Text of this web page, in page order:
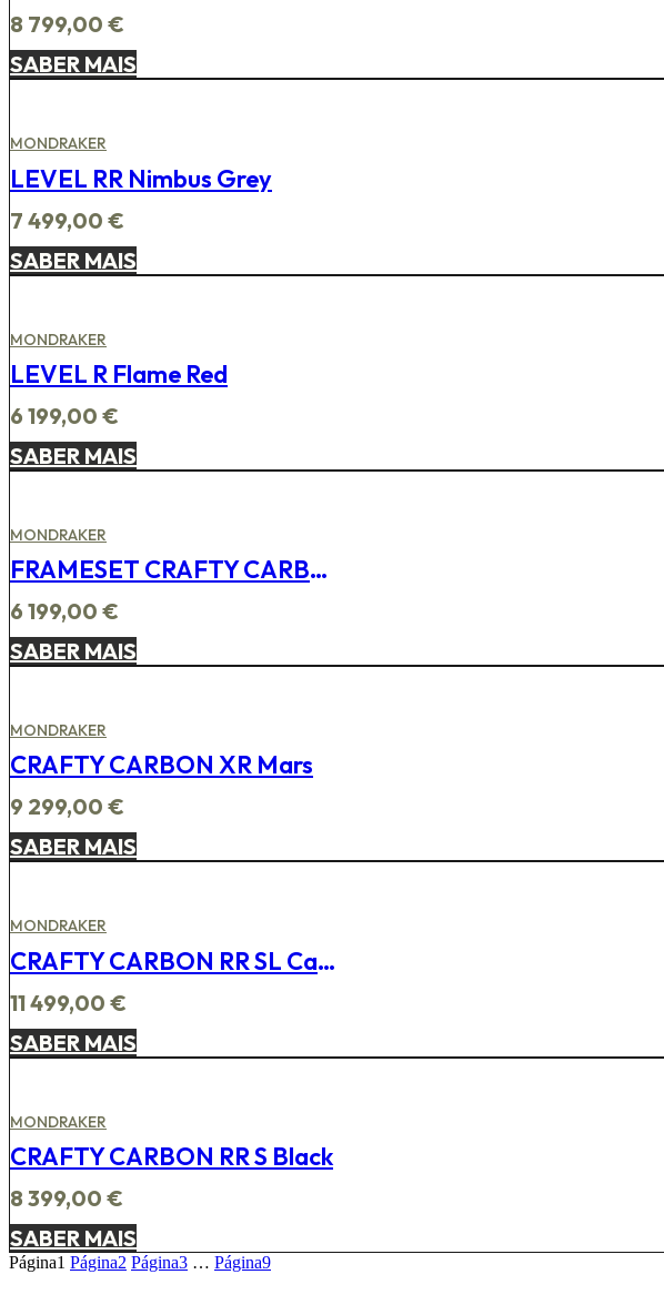
8 799,00 €
SABER MAIS
MONDRAKER
LEVEL RR Nimbus Grey
7 499,00 €
SABER MAIS
MONDRAKER
LEVEL R Flame Red
6 199,00 €
SABER MAIS
MONDRAKER
FRAMESET CRAFTY CARBON RR SL Carrera Blue
6 199,00 €
SABER MAIS
MONDRAKER
CRAFTY CARBON XR Mars
9 299,00 €
SABER MAIS
MONDRAKER
CRAFTY CARBON RR SL Carrera Blue
11 499,00 €
SABER MAIS
MONDRAKER
CRAFTY CARBON RR S Black
8 399,00 €
SABER MAIS
Página1 Página2 Página3 … Página9